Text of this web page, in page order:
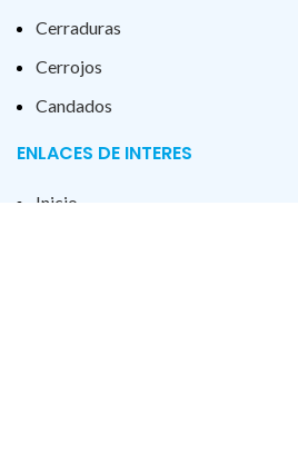
Cerraduras
Cerrojos
Candados
ENLACES DE INTERES
Inicio